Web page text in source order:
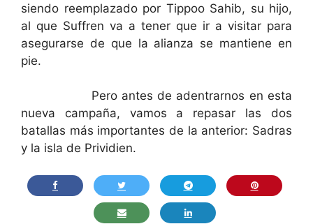
siendo reemplazado por Tippoo Sahib, su hijo,
al que Suffren va a tener que ir a visitar para
asegurarse de que la alianza se mantiene en
pie.
Pero antes de adentrarnos en esta
nueva campaña, vamos a repasar las dos
batallas más importantes de la anterior: Sadras
y la isla de Prividien.